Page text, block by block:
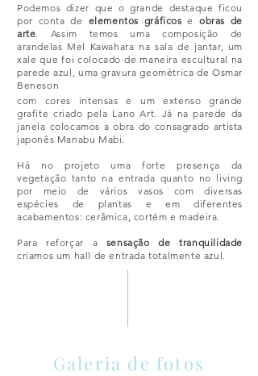
Podemos dizer que o grande destaque ficou
por conta de elementos gráficos e obras de
arte. Assim temos uma composição de
arandelas Mel Kawahara na sala de jantar, um
xale que foi colocado de maneira escultural na
parede azul, uma gravura geométrica de Osmar
Beneson
com cores intensas e um extenso grande
grafite criado pela Lano Art. Já na parede da
janela colocamos a obra do consagrado artista
japonês Manabu Mabi.
Há no projeto uma forte presença da
vegetação tanto na entrada quanto no living
por meio de vários vasos com diversas
espécies de plantas e em diferentes
acabamentos: cerâmica, cortém e madeira.
Para reforçar a sensação de tranquilidade
criamos um hall de entrada totalmente azul.
Galeria de fotos